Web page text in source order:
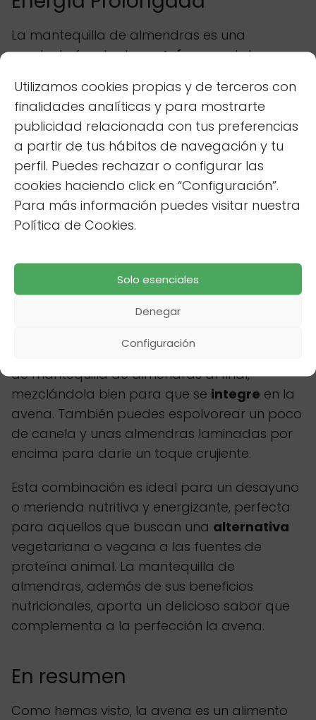
Utilizamos cookies propias y de terceros con
finalidades analíticas y para mostrarte
publicidad relacionada con tus preferencias
a partir de tus hábitos de navegación y tu
perfil. Puedes rechazar o configurar las
cookies haciendo click en “Configuración”.
Para más información puedes visitar nuestra
Política de Cookies.
Solo esenciales
Denegar
Configuración
La mantequilla de almendras es una
excelente fuente deproteínavegetal, grasas
protege las células del daño. Agregar una
cucharada de mantequilla de almendras a
tu avena no solo mejora su sabor, sino que
también aumenta su poder saciante y
proporciona una energía más prolongada.
La proteína ayuda a estabilizar los niveles de
azúcar en la sangre y favorece la reparación
muscular.
Relacionado Cómo el consumo
de frutas con alta fibra beneficia
leche de almendras y añadir una cucharada
de mantequilla de almendras al final,
mezclándola bien para que se integre en la
avena. También puedes espolvorear un poco
de canela y unas almendras laminadas por
encima para darle un toque crujiente.
Esta combinación es ideal para un desayuno
o merienda nutritiva y energizante, perfecta
para aquellos que buscan una alternativa
vegetariana o vegana a las fuentes de
proteína animal. La mantequilla de
almendras, además de sus beneficios
nutricionales, aporta un delicioso sabor que
complementa a la perfección la avena.
En resumen
Como hemos visto, la avena es un alimento